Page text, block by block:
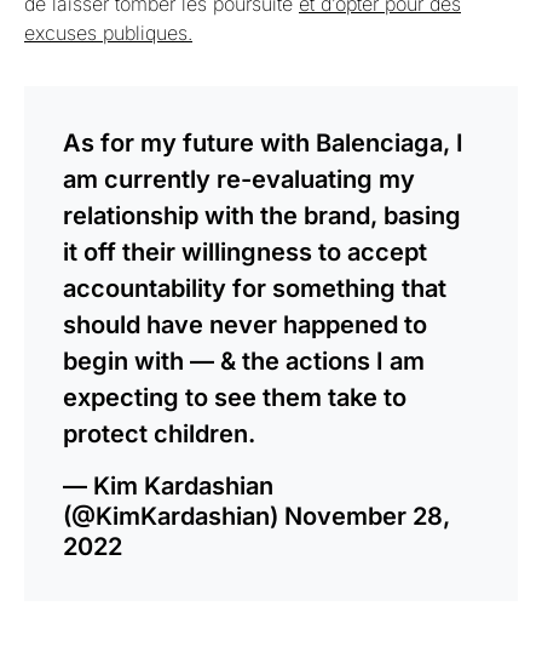
excuses publiques.
As for my future with Balenciaga, I
am currently re-evaluating my
relationship with the brand, basing
it off their willingness to accept
accountability for something that
should have never happened to
begin with — & the actions I am
expecting to see them take to
protect children.
— Kim Kardashian
(@KimKardashian) November 28,
2022